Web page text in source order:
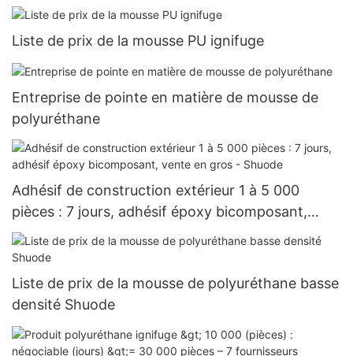
Liste de prix de la mousse PU ignifuge
Entreprise de pointe en matière de mousse de
polyuréthane
Adhésif de construction extérieur 1 à 5 000
pièces : 7 jours, adhésif époxy bicomposant,
vente en gros - Shuode
Liste de prix de la mousse de polyuréthane basse
densité Shuode